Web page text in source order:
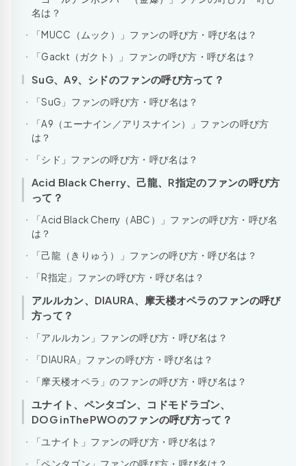
名は？
「MUCC（ムック）」ファンの呼び方・呼び名は？
「Gackt（ガクト）」ファンの呼び方・呼び名は？
SuG、A9、シドのファンの呼び方って？
「SuG」ファンの呼び方・呼び名は？
「A9（エーナイン／アリスナイン）」ファンの呼び方
は？
「シド」ファンの呼び方・呼び名は？
Acid Black Cherry、己龍、R指定のファンの呼び方
って？
「Acid Black Cherry（ABC）」ファンの呼び方・呼び名
は？
「己龍（きりゅう）」ファンの呼び方・呼び名は？
「R指定」ファンの呼び方・呼び名は？
アルルカン、DIAURA、摩天楼オペラのファンの呼び
方って？
「アルルカン」ファンの呼び方・呼び名は？
「DIAURA」ファンの呼び方・呼び名は？
「摩天楼オペラ」のファンの呼び方・呼び名は？
ユナイト、ペンタゴン、コドモドラゴン、
DOG inThePWOのファンの呼び方って？
「ユナイト」ファンの呼び方・呼び名は？
「ペンタゴン」ファンの呼び方・呼び名は？